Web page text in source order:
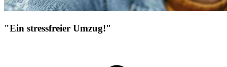
"Ein stressfreier Umzug!"